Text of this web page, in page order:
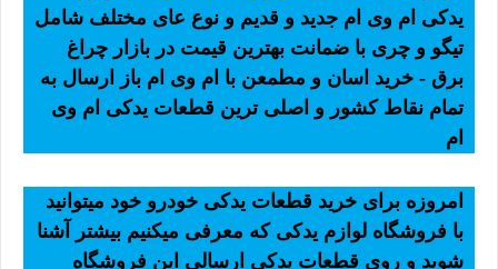
یدکی ام وی ام جدید و قدیم و نوع عای مختلف شامل
تیگو و چری با ضمانت بهترین قیمت در بازار چراغ
برق - خرید اسان و مطمعن با ام وی ام باز ارسال به
تمام نقاط کشور و اصلی ترین قطعات یدکی ام وی
ام
امروزه برای خرید قطعات یدکی خودرو خود میتوانید
با فروشگاه لوازم یدکی که معرفی میکنیم بیشتر آشنا
شوید و روی قطعات یدکی ارسالی این فروشگاه